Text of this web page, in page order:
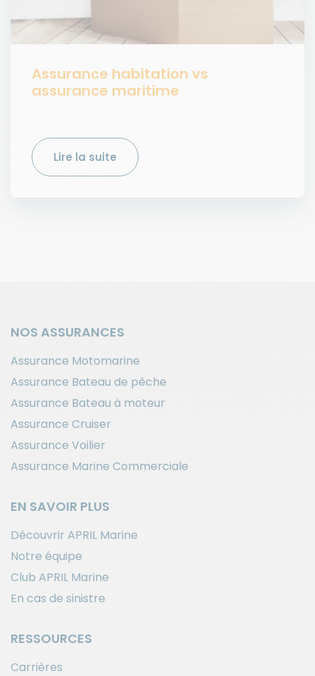
Assurance habitation vs
assurance maritime
Lire la suite
NOS ASSURANCES
Assurance Motomarine
Assurance Bateau de pêche
Assurance Bateau à moteur
Assurance Cruiser
Assurance Voilier
Assurance Marine Commerciale
EN SAVOIR PLUS
Découvrir APRIL Marine
Notre équipe
Club APRIL Marine
En cas de sinistre
RESSOURCES
Carrières